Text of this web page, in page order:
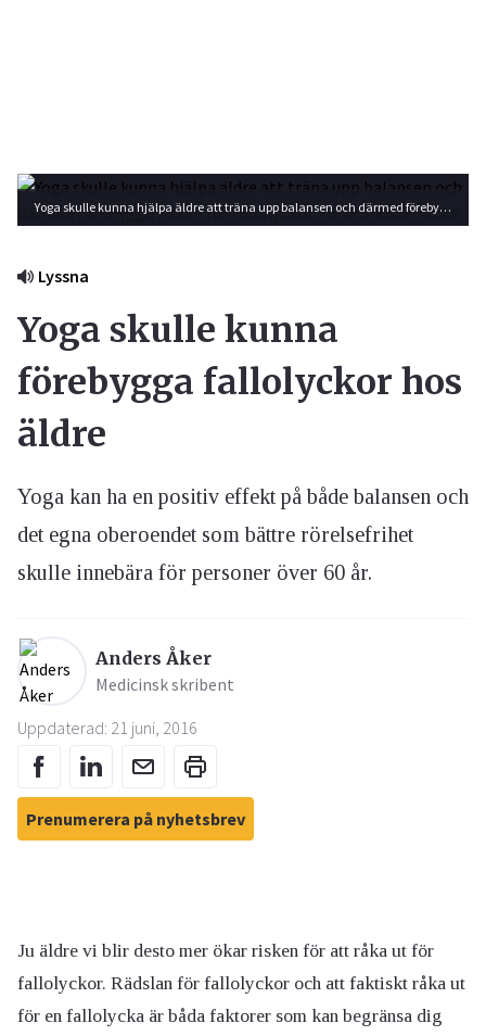
Yoga skulle kunna hjälpa äldre att träna upp balansen och därmed förebygga risken för fallolyckor. Foto: Shutterstock
Lyssna
Yoga skulle kunna
förebygga fallolyckor hos
äldre
Yoga kan ha en positiv effekt på både balansen och
det egna oberoendet som bättre rörelsefrihet
skulle innebära för personer över 60 år.
Anders Åker
Medicinsk skribent
Uppdaterad: 21 juni, 2016
Prenumerera på nyhetsbrev
Ju äldre vi blir desto mer ökar risken för att råka ut för
fallolyckor. Rädslan för fallolyckor och att faktiskt råka ut
för en fallolycka är båda faktorer som kan begränsa dig